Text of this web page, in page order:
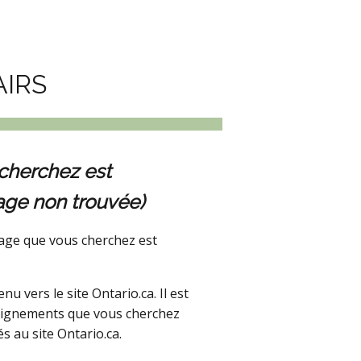
est
non trouvée)
que vous cherchez est
vers le site Ontario.ca. Il est
que vous cherchez
au site Ontario.ca.